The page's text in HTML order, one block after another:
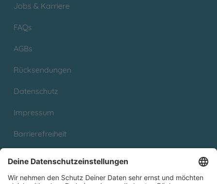
Jobs & Karriere
FAQs
AGBs
Rücksendungen
Datenschutz
Impressum
Barrierefreiheit
Partnerprogramm (Affiliate)